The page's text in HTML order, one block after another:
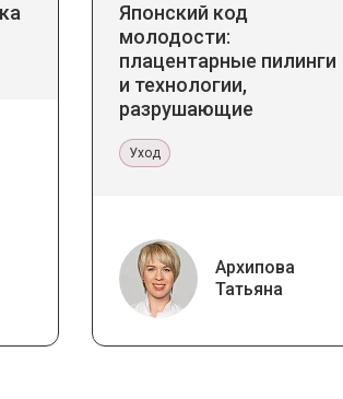
Японский код
молодости:
плацентарные пилинги
и технологии,
разрушающие
стереотипы
Уход
Архипова
Татьяна